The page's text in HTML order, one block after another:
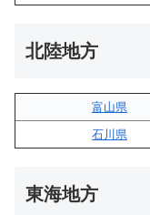
北陸地方
富山県
石川県
東海地方